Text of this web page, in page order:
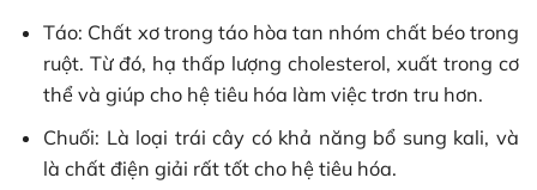
Táo: Chất xơ trong táo hòa tan nhóm chất béo trong
ruột. Từ đó, hạ thấp lượng cholesterol, xuất trong cơ
thể và giúp cho hệ tiêu hóa làm việc trơn tru hơn.
Chuối: Là loại trái cây có khả năng bổ sung kali, và
là chất điện giải rất tốt cho hệ tiêu hóa.